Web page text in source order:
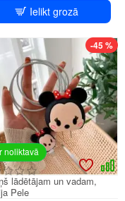
Ielikt grozā
noliktavā
-45 %
lādētājam un vadam,
Pele